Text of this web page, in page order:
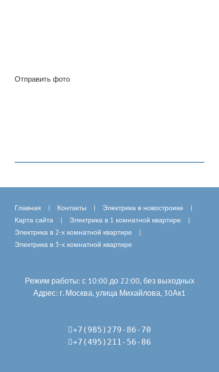
Отправить фото
Главная Контакты
Электрика в новостроике
Карта сайта
Электрика в 1 комнатной квартире
Электрика в 2-х комнатной квартире
Электрика в 3-х комнатной квартире
Режим работы: с 10:00 до 22:00, без выходных
Адрес: г. Москва, улица Михайлова, 30Ак1
+7(985)279-86-70
+7(495)211-56-86